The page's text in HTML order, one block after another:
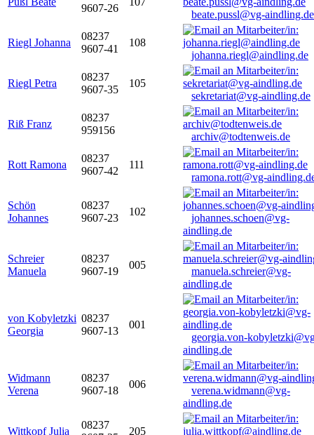
9607-26
beate.pussl@vg-aindling.de
Riegl Johanna
08237
9607-41
108
johanna.riegl@aindling.de
Riegl Petra
08237
9607-35
105
sekretariat@vg-aindling.de
Riß Franz
08237
959156
archiv@todtenweis.de
Rott Ramona
08237
9607-42
111
ramona.rott@vg-
Schön
Johannes
08237
9607-23
102
johannes.schoen@vg-
aindling.de
Schreier
Manuela
08237
9607-19
005
manuela.schreier@vg-
aindling.de
von Kobyletzki
Georgia
08237
9607-13
001
georgia.von-
aindling.de
Widmann
Verena
08237
9607-18
006
verena.widmann@vg-
aindling.de
Wittkopf Julia
08237
205